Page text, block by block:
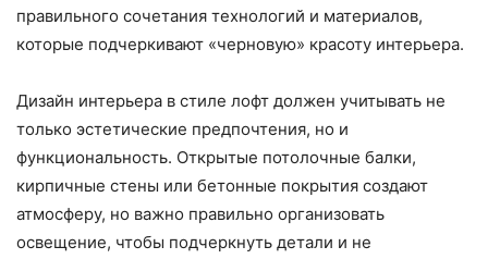
правильного сочетания технологий и материалов,
которые подчеркивают «черновую» красоту интерьера.
Дизайн интерьера в стиле лофт должен учитывать не
только эстетические предпочтения, но и
функциональность. Открытые потолочные балки,
кирпичные стены или бетонные покрытия создают
атмосферу, но важно правильно организовать
освещение, чтобы подчеркнуть детали и не